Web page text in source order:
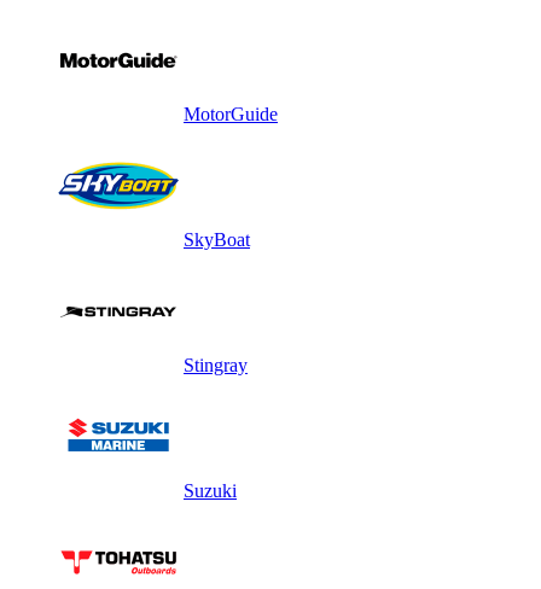
MotorGuide
SkyBoat
Stingray
Suzuki